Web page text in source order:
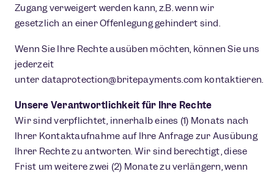
Zugang verweigert werden kann, z.B. wenn wir
gesetzlich an einer Offenlegung gehindert sind.
Wenn Sie Ihre Rechte ausüben möchten, können Sie uns
jederzeit
unter dataprotection@britepayments.com kontaktieren.
Unsere Verantwortlichkeit für Ihre Rechte
Wir sind verpflichtet, innerhalb eines (1) Monats nach
Ihrer Kontaktaufnahme auf Ihre Anfrage zur Ausübung
Ihrer Rechte zu antworten. Wir sind berechtigt, diese
Frist um weitere zwei (2) Monate zu verlängern, wenn